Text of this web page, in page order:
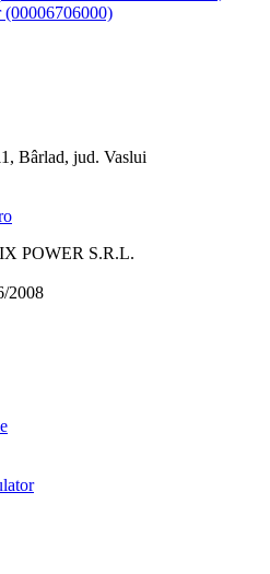
(00006706000)
Bârlad, jud. Vaslui
POWER S.R.L.
2008